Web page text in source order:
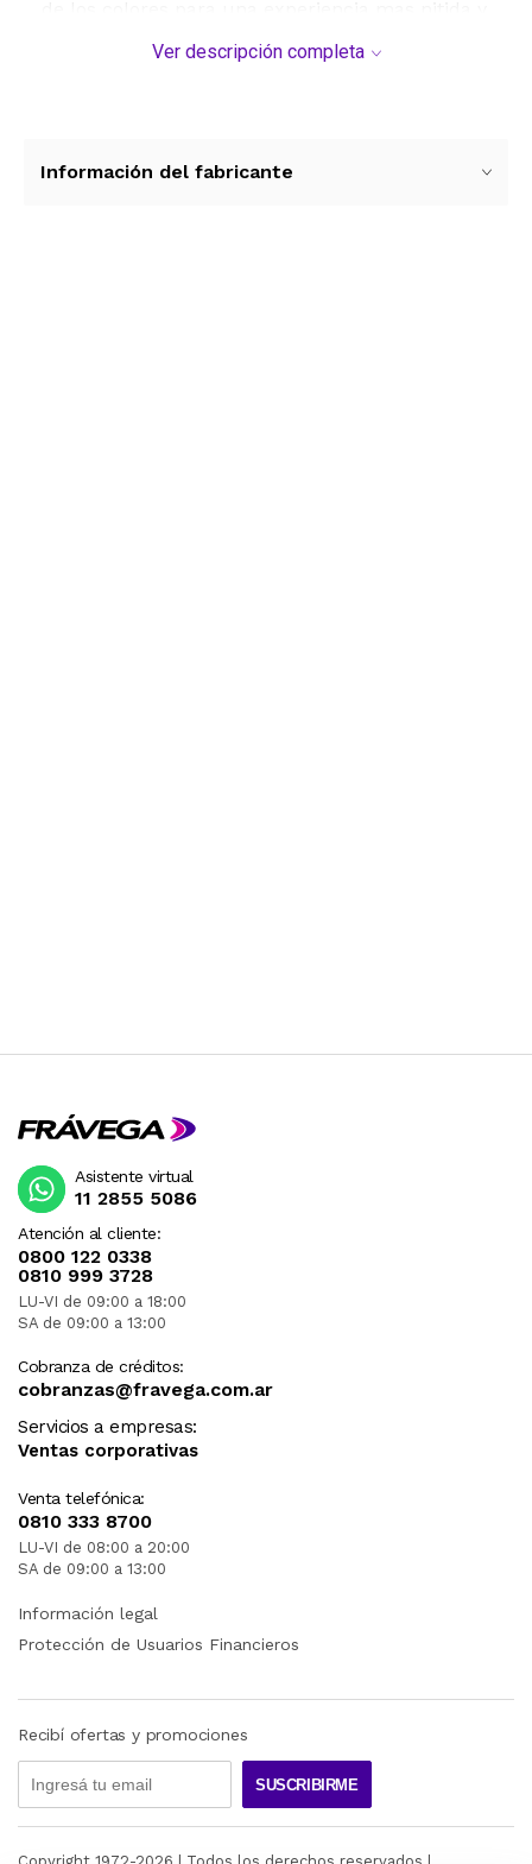
proteccion UV400 completa que bloquea el cien
Ya sea que estes navegando en una sesion de
Ver descripción completa
Información del fabricante
Atención al cliente:
0800 122 0338
0810 999 3728
LU-VI de 09:00 a 18:00
SA de 09:00 a 13:00
Cobranza de créditos:
cobranzas@fravega.com.ar
Servicios a empresas:
Ventas corporativas
Venta telefónica:
0810 333 8700
LU-VI de 08:00 a 20:00
SA de 09:00 a 13:00
Asistente virtual
11 2855 5086
Información legal
Protección de Usuarios Financieros
Recibí ofertas y promociones
SUSCRIBIRME